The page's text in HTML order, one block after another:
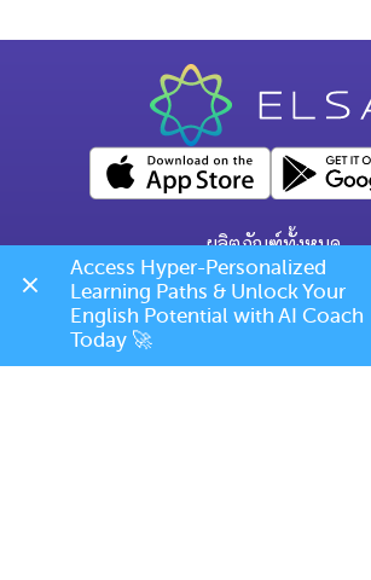
ผลิตภัณฑ์ทั้งหมด
คำถามทั่วไป
ข้อกำหนดการเปลี่ยนแปลง/ยก
เบอร์โทร: (+66)
Access Hyper-Personalized
Learning Paths & Unlock Your
English Potential with AI Coach
Today 🚀